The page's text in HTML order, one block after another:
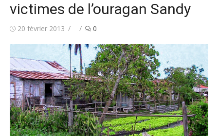
victimes de l’ouragan Sandy
Publié20 février 2013 Auteur/autrice
0